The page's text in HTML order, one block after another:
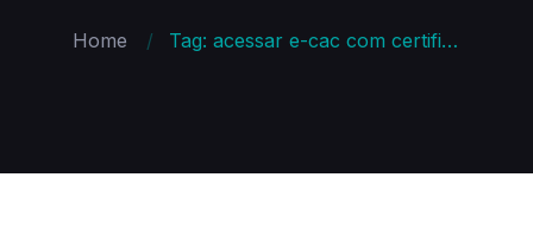
Home Tag: acessar e-cac com certificado digital a1